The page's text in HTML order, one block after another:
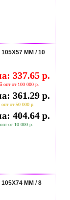
ММ / 10
337.65 р.
опт от 100 000 р.
361.29 р.
опт от 50 000 р.
404.64 р.
от 10 000 р.
ММ / 8